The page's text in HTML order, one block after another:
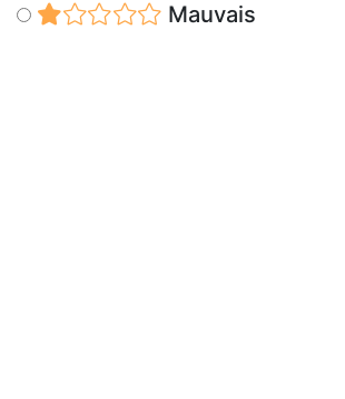
Mauvais